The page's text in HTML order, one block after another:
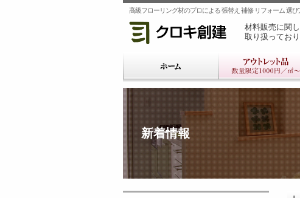
高級フローリング材のプロによる 張替え 補修 リフォーム 選
材料販売に関し
取り扱っており
新着情報